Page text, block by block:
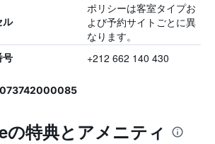
ル
ポリシーは客室タイプお
よび予約サイトごとに異
なります。
号 +212 662 140 430
特典とアメニティ